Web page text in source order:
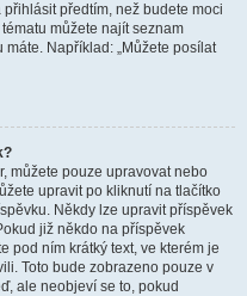
předtím, než budete moci
můžete najít seznam
Například: „Můžete posílat
můžete pouze upravovat nebo
upravit po kliknutí na tlačítko
Někdy lze upravit příspěvek
již někdo na příspěvek
pod ním krátký text, ve kterém je
Toto bude zobrazeno pouze v
ale neobjeví se to, pokud